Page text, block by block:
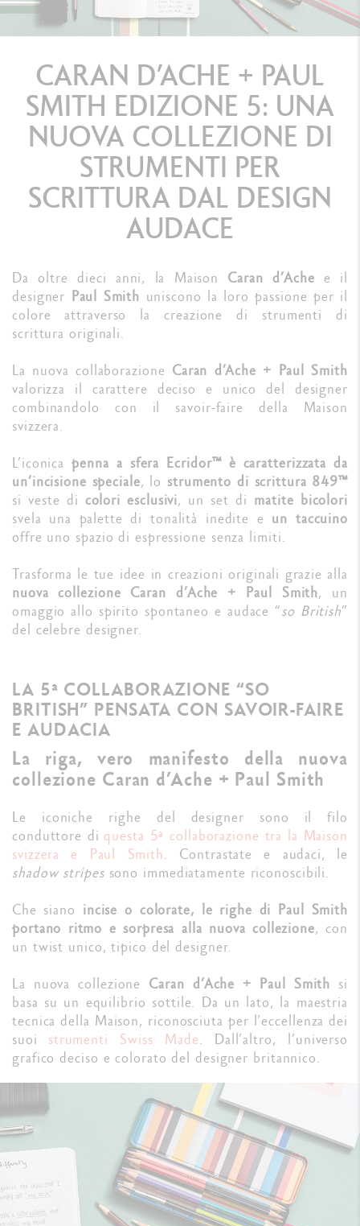
CARAN D’ACHE + PAUL
SMITH EDIZIONE 5: UNA
NUOVA COLLEZIONE DI
STRUMENTI PER
SCRITTURA DAL DESIGN
AUDACE
Da oltre dieci anni, la Maison Caran d’Ache e il
designer Paul Smith uniscono la loro passione per il
colore attraverso la creazione di strumenti di
scrittura originali.
La nuova collaborazione Caran d’Ache + Paul Smith
valorizza il carattere deciso e unico del designer
combinandolo con il savoir-faire della Maison
svizzera.
L’iconicapenna a sfera Ecridor™ è caratterizzata da
un’incisione speciale, lo strumento di scrittura 849™
si veste di colori esclusivi, un set di matite bicolori
svela una palette di tonalità inedite e un taccuino
offre uno spazio di espressione senza limiti.
Trasforma le tue idee in creazioni originali grazie alla
nuova collezione Caran d’Ache + Paul Smith, un
omaggio allo spirito spontaneo e audace “so British”
del celebre designer.
LA 5ª COLLABORAZIONE “SO
BRITISH” PENSATA CON SAVOIR-FAIRE
E AUDACIA
La riga, vero manifesto della nuova
collezione Caran d’Ache + Paul Smith
Le iconiche righe del designer sono il filo
conduttore di questa 5ª collaborazione tra la Maison
svizzera e Paul Smith. Contrastate e audaci, le
shadow stripessono immediatamente riconoscibili.
Che siano incise o colorate, le righe di Paul Smith
portano ritmo e sorpresa alla nuova collezione, con
un twist unico, tipico del designer.
La nuova collezione Caran d’Ache + Paul Smith si
basa su un equilibrio sottile. Da un lato, la maestria
tecnica della Maison, riconosciuta per l’eccellenza dei
suoi strumenti Swiss Made. Dall’altro, l’universo
grafico deciso e colorato del designer britannico.